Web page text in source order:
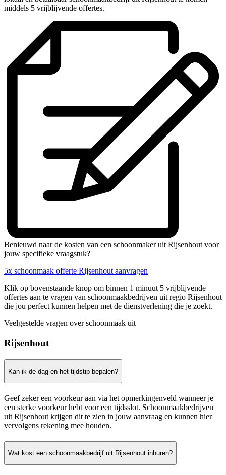
middels 5 vrijblijvende offertes.
Benieuwd naar de kosten van een schoonmaker uit Rijsenhout voor
jouw specifieke vraagstuk?
5x schoonmaak offerte Rijsenhout aanvragen
Klik op bovenstaande knop om binnen 1 minuut 5 vrijblijvende
offertes aan te vragen van schoonmaakbedrijven uit regio Rijsenhout
die jou perfect kunnen helpen met de dienstverlening die je zoekt.
Veelgestelde vragen over schoonmaak uit
Rijsenhout
Kan ik de dag en het tijdstip bepalen?
Geef zeker een voorkeur aan via het opmerkingenveld wanneer je
een sterke voorkeur hebt voor een tijdsslot. Schoonmaakbedrijven
uit Rijsenhout krijgen dit te zien in jouw aanvraag en kunnen hier
vervolgens rekening mee houden.
Wat kost een schoonmaakbedrijf uit Rijsenhout inhuren?